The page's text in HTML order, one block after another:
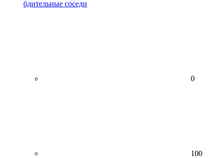
бдительные соседи
0
100